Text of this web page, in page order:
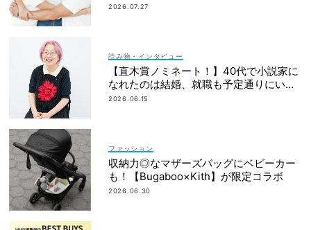
簿も大公開
2026.07.27
読み物・インタビュー
【直木賞ノミネート！】40代で小説家に
なれたのは結婚、就職も予定通りにいか
なかったから｜朝倉かすみさん
2026.06.15
ファッション
収納力◎なマザーズバッグにベビーカー
も！【Bugaboo×Kith】が限定コラボ
2026.06.30